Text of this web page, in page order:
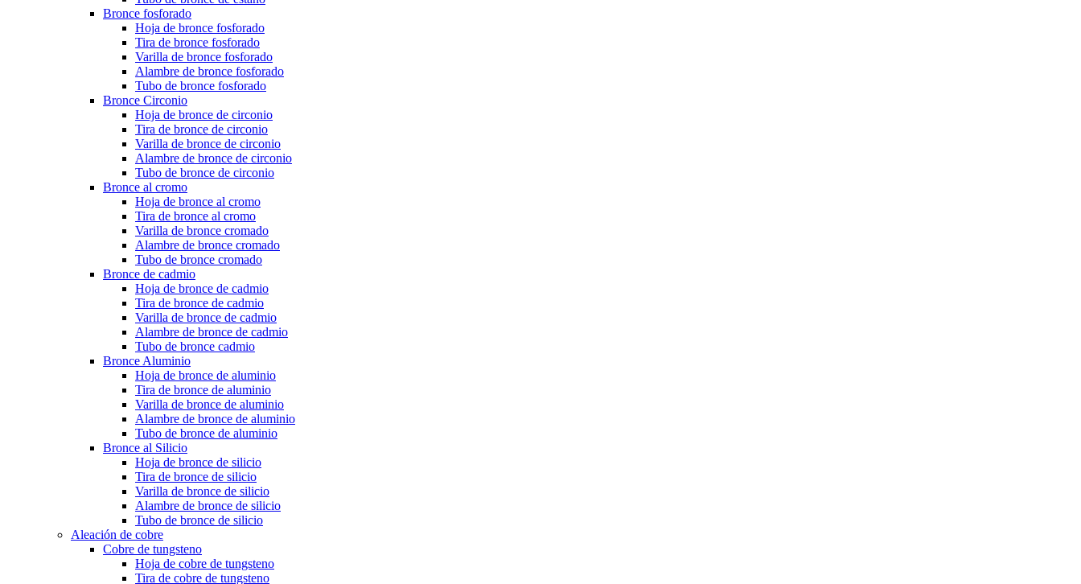
Bronce fosforado
Hoja de bronce fosforado
Tira de bronce fosforado
Varilla de bronce fosforado
Alambre de bronce fosforado
Tubo de bronce fosforado
Bronce Circonio
Hoja de bronce de circonio
Tira de bronce de circonio
Varilla de bronce de circonio
Alambre de bronce de circonio
Tubo de bronce de circonio
Bronce al cromo
Hoja de bronce al cromo
Tira de bronce al cromo
Varilla de bronce cromado
Alambre de bronce cromado
Tubo de bronce cromado
Bronce de cadmio
Hoja de bronce de cadmio
Tira de bronce de cadmio
Varilla de bronce de cadmio
Alambre de bronce de cadmio
Tubo de bronce cadmio
Bronce Aluminio
Hoja de bronce de aluminio
Tira de bronce de aluminio
Varilla de bronce de aluminio
Alambre de bronce de aluminio
Tubo de bronce de aluminio
Bronce al Silicio
Hoja de bronce de silicio
Tira de bronce de silicio
Varilla de bronce de silicio
Alambre de bronce de silicio
Tubo de bronce de silicio
Aleación de cobre
Cobre de tungsteno
Hoja de cobre de tungsteno
Tira de cobre de tungsteno